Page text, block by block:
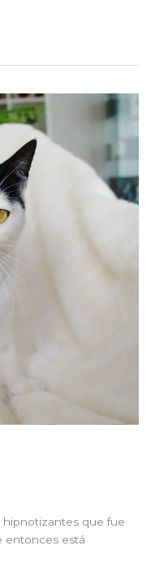
hipnotizantes que fue
entonces está